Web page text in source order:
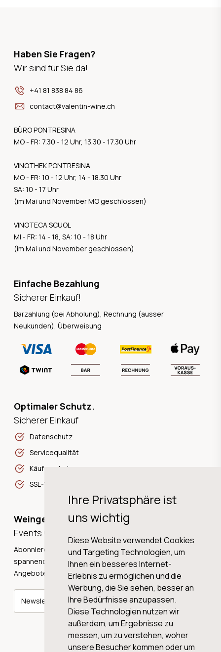
Ihre Privatsphäre ist
uns wichtig
Diese Website verwendet Cookies
und Targeting Technologien, um
Ihnen ein besseres Internet-
Erlebnis zu ermöglichen und die
Werbung, die Sie sehen, besser an
Ihre Bedürfnisse anzupassen.
Diese Technologien nutzen wir
außerdem, um Ergebnisse zu
messen, um zu verstehen, woher
unsere Besucher kommen oder um
Haben Sie Fragen?
Wir sind für Sie da!
+41 81 838 84 86
contact@valentin-wine.ch
BÜRO PONTRESINA
MO - FR: 7.30 - 12 Uhr, 13.30 - 17.30 Uhr
VINOTHEK PONTRESINA
MO - FR: 10 - 12 Uhr, 14 - 18.30 Uhr
SA: 10 - 17 Uhr
(im Mai und November MO geschlossen)
VINOTECA SCUOL
MI - FR: 14 - 18, SA: 10 - 18 Uhr
(im Mai und November geschlossen)
Einfache Bezahlung
Sicherer Einkauf!
Barzahlung (bei Abholung), Rechnung (ausser
Neukunden), Überweisung
Optimaler Schutz.
Sicherer Einkauf
Datenschutz
Servicequalität
Käuferschutz
SSL-Verschlüsselung
Weingeschichten,
Events und Neuigkeiten!
Abonnieren Sie unseren Newsletter und erhalten Sie
spannende Weingeschichten, Neuigkeiten und tolle
Angebote direkt in Ihre Mailbox.
Newsletter abonnieren